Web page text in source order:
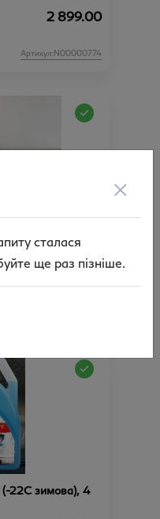
2 899.00
Артикул:N00000774
Cesare (в
270.00
(-22С зимова), 4
×
сталася
ще раз пізніше.